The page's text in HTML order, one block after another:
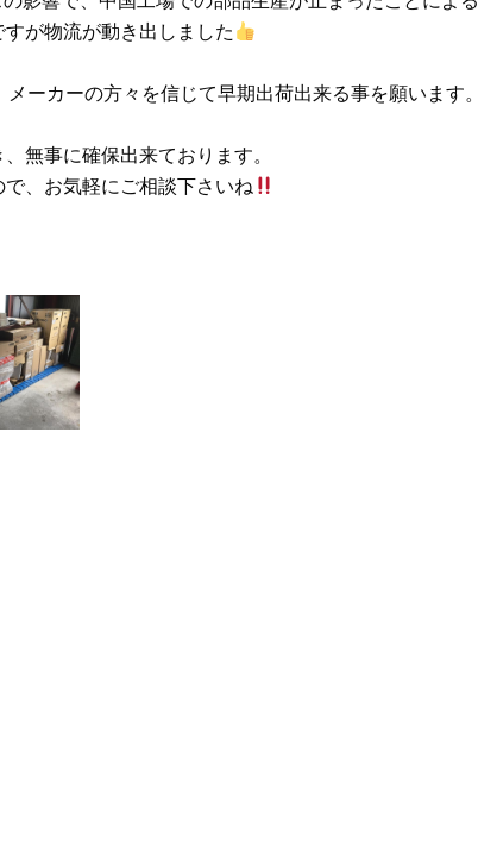
が物流が動き出しました
ーカーの方々を信じて早期出荷出来る事を願います。
無事に確保出来ております。
、お気軽にご相談下さいね